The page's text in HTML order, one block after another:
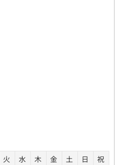
火 水 木 金 土 日
祝